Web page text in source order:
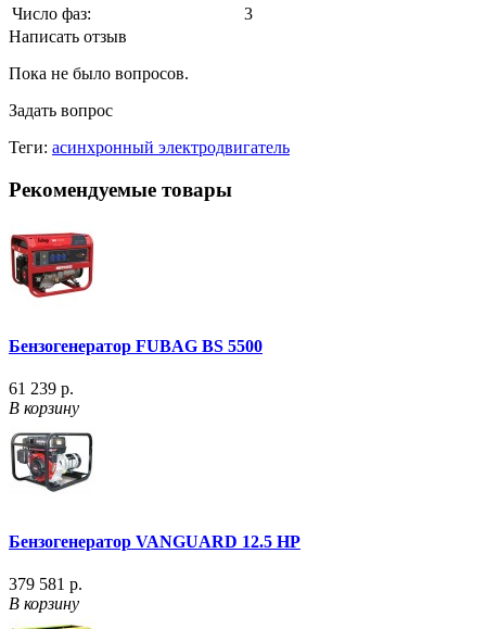
Число фаз:
3
Написать отзыв
Пока не было вопросов.
Задать вопрос
Теги: асинхронный электродвигатель
Рекомендуемые товары
Бензогенератор FUBAG BS 5500
61 239 р.
В корзину
Бензогенератор VANGUARD 12.5 HP
379 581 р.
В корзину